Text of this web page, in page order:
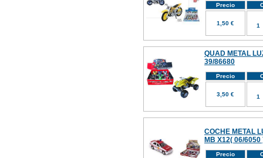
Precio
1,50 €
QUAD METAL
39/86680
Precio
3,50 €
COCHE METAL
MB X12( 06/6050
Precio